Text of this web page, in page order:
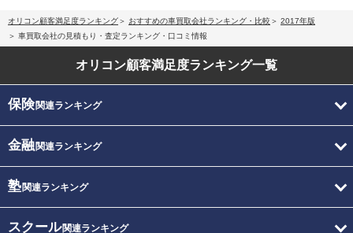
オリコン顧客満足度ランキング おすすめの車買取会社ランキング・比較
2017年版
車買取会社の見積もり・査定ランキング・口コミ情報
オリコン顧客満足度ランキング一覧
保険関連ランキング
金融関連ランキング
塾関連ランキング
スクール関連ランキング